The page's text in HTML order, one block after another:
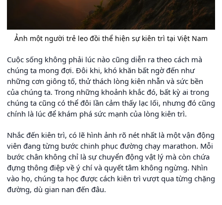
Ảnh một người trẻ leo đồi thể hiện sự kiên trì tại Việt Nam
Cuộc sống không phải lúc nào cũng diễn ra theo cách mà
chúng ta mong đợi. Đôi khi, khó khăn bất ngờ đến như
những cơn giông tố, thử thách lòng kiên nhẫn và sức bền
của chúng ta. Trong những khoảnh khắc đó, bất kỳ ai trong
chúng ta cũng có thể đôi lần cảm thấy lạc lối, nhưng đó cũng
chính là lúc để khám phá sức mạnh của lòng kiên trì.
Nhắc đến kiên trì, có lẽ hình ảnh rõ nét nhất là một vận động
viên đang từng bước chinh phục đường chạy marathon. Mỗi
bước chân không chỉ là sự chuyển động vật lý mà còn chứa
đựng thông điệp về ý chí và quyết tâm không ngừng. Nhìn
vào họ, chúng ta học được cách kiên trì vượt qua từng chặng
đường, dù gian nan đến đâu.